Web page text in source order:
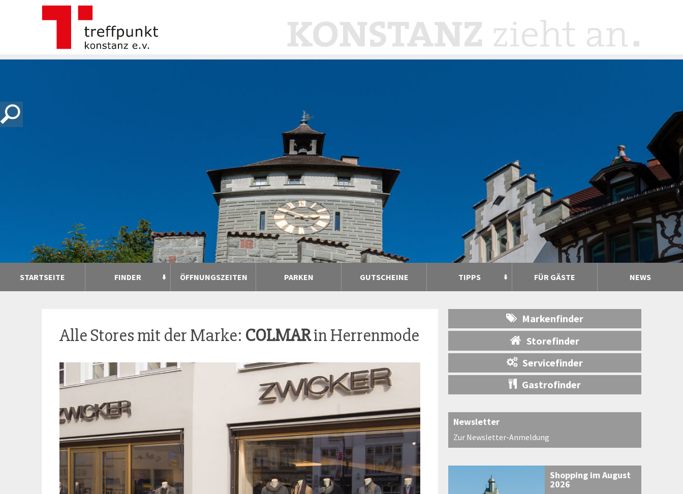
STARTSEITE FINDER ÖFFNUNGSZEITEN PARKEN GUTSCHEINE TIPPS FÜR GÄSTE NEWS
Alle Stores mit der Marke: COLMARin Herrenmode
Markenfinder
Storefinder
Servicefinder
Gastrofinder
Newsletter
Zur Newsletter-Anmeldung
Shopping im August
2026